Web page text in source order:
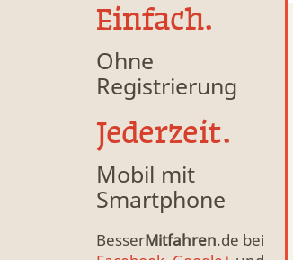
Einfach.
Ohne
Registrierung
Jederzeit.
Mobil mit
Smartphone
BesserMitfahren.de bei